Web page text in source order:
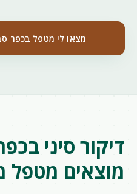
מצאו לי מטפל בכפר
דיקור סיני
מוצאים מטפל